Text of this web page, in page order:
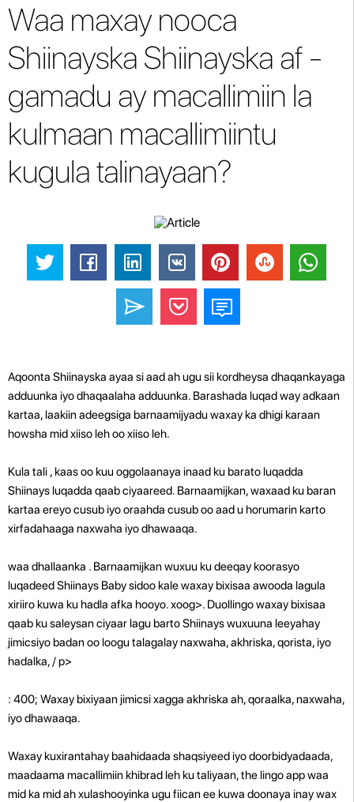
Waa maxay nooca
Shiinayska Shiinayska af -
gamadu ay macallimiin la
kulmaan macallimiintu
kugula talinayaan?
Aqoonta Shiinayska ayaa si aad ah ugu sii kordheysa dhaqankayaga
adduunka iyo dhaqaalaha adduunka. Barashada luqad way adkaan
kartaa, laakiin adeegsiga barnaamijyadu waxay ka dhigi karaan
howsha mid xiiso leh oo xiiso leh.
Kula tali , kaas oo kuu oggolaanaya inaad ku barato luqadda
Shiinays luqadda qaab ciyaareed. Barnaamijkan, waxaad ku baran
kartaa ereyo cusub iyo oraahda cusub oo aad u horumarin karto
xirfadahaaga naxwaha iyo dhawaaqa.
waa dhallaanka . Barnaamijkan wuxuu ku deeqay koorasyo ​​
luqadeed Shiinays Baby sidoo kale waxay bixisaa awooda lagula
xiriiro kuwa ku hadla afka hooyo. xoog>. Duollingo waxay bixisaa
qaab ku saleysan ciyaar lagu barto Shiinays wuxuuna leeyahay
jimicsiyo badan oo loogu talagalay naxwaha, akhriska, qorista, iyo
hadalka, / p>
: 400; Waxay bixiyaan jimicsi xagga akhriska ah, qoraalka, naxwaha,
iyo dhawaaqa.
Waxay kuxirantahay baahidaada shaqsiyeed iyo doorbidyadaada,
maadaama macallimiin khibrad leh ku taliyaan,the lingo app waa
mid ka mid ah xulashooyinka ugu fiican ee kuwa doonaya inay wax